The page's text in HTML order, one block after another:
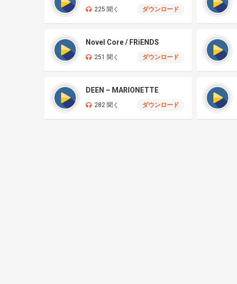
225 聞く ダウンロード
Novel Core / FRiENDS
251 聞く ダウンロード
DEEN – MARIONETTE
282 聞く ダウンロード